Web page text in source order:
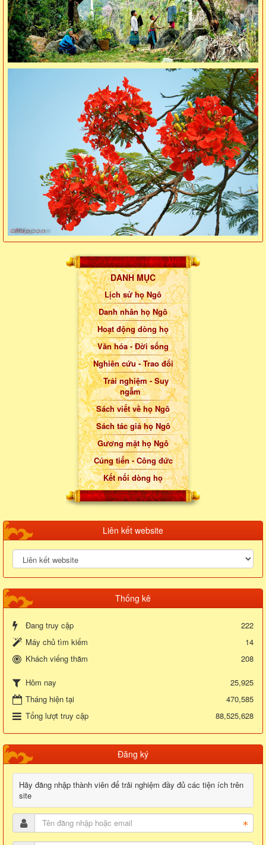
DANH MỤC
Lịch sử họ Ngô
Danh nhân họ Ngô
Hoạt động dòng họ
Văn hóa - Đời sống
Nghiên cứu - Trao đổi
Trải nghiệm - Suy
ngẫm
Sách viết về họ Ngô
Sách tác giả họ Ngô
Gương mặt họ Ngô
Cúng tiến - Công đức
Kết nối dòng họ
Liên kết website
Thống kê
Đang truy cập
222
Máy chủ tìm kiếm
14
Khách viếng thăm
208
Hôm nay
25,925
Tháng hiện tại
470,585
Tổng lượt truy cập
88,525,628
Đăng ký
Hãy đăng nhập thành viên để trải nghiệm đầy đủ các tiện ích trên
site